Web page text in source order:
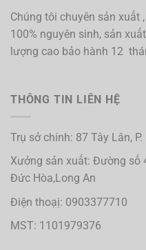
Chúng tôi chuyên sản xuất
100% nguyên sinh, sản
lượng cao bảo hành 12
THÔNG TIN LIÊN HỆ
Trụ sở chính: 87 Tây Lân,
Xưởng sản xuất: Đường số
Đức Hòa,Long An
Điện thoạị: 0903377710
MST: 1101979376